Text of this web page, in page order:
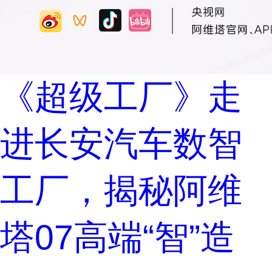
《超级工厂》走
进长安汽车数智
工厂，揭秘阿维
塔07高端“智”造